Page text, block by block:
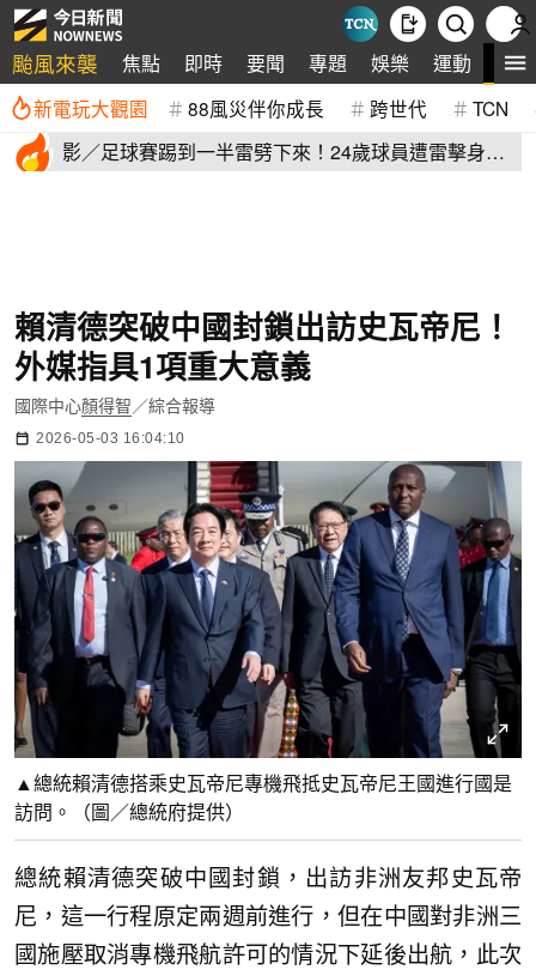
颱風來襲 焦點 即時 要聞 專題 娛樂 運動 全
新電玩大觀園 88風災伴你成長 跨世代 TCN
影／足球賽踢到一半雷劈下來！24歲球員遭雷擊身
賴清德突破中國封鎖出訪史瓦帝尼！
外媒指具1項重大意義
國際中心顏得智 ／綜合報導
2026-05-03 16:04:10
▲總統賴清德搭乘史瓦帝尼專機飛抵史瓦帝尼王國進行國是
訪問。（圖／總統府提供）
總統賴清德突破中國封鎖，出訪非洲友邦史瓦帝
尼，這一行程原定兩週前進行，但在中國對非洲三
國施壓取消專機飛航許可的情況下延後出航，此次